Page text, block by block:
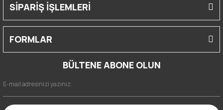
SİPARİŞ İŞLEMLERİ
FORMLAR
BÜLTENE ABONE OLUN